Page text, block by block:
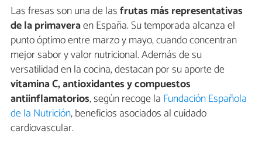
Las fresas son una de lasfrutas más representativas
de la primaveraen España. Su temporada alcanza el
punto óptimo entre marzo y mayo, cuando concentran
mejor sabor y valor nutricional. Además de su
versatilidad en la cocina, destacan por su aporte de
vitamina C, antioxidantes y compuestos
antiinflamatorios, según recoge la Fundación Española
de la Nutrición, beneficios asociados al cuidado
cardiovascular.